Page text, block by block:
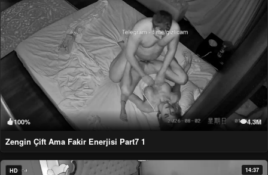
100% 4.3M
Zengin Çift Ama Fakir Enerjisi Part7 1
HD 14:37